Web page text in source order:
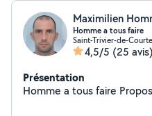
Maximilien
Homme a tous faire
Saint-Trivier-de-
4,5/5 (25 avis)
Présentation
Homme a tous faire